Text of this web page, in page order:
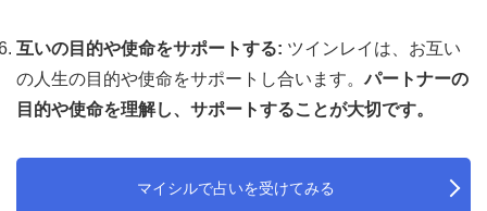
互いの目的や使命をサポートする: ツインレイは、お互い
の人生の目的や使命をサポートし合います。パートナーの
目的や使命を理解し、サポートすることが大切です。
マイシルで占いを受けてみる